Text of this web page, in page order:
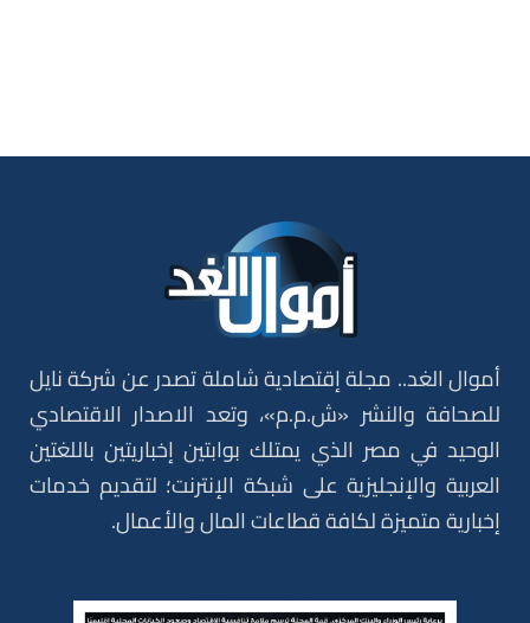
أموال الغد.. مجلة إقتصادية شاملة تصدر عن شركة نايل
للصحافة والنشر «ش.م.م»، وتعد الاصدار الاقتصادي
الوحيد في مصر الذي يمتلك بوابتين إخباريتين باللغتين
العربية والإنجليزية على شبكة الإنترنت؛ لتقديم خدمات